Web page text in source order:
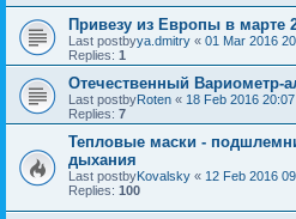
Привезу из Европы в марте
Last postbyya.dmitry « 01 Mar 2016
Replies: 1
Отечественный Вариометр-
Last postbyRoten « 18 Feb 2016 20:07
Replies: 7
Тепловые маски -
дыхания
Last postbyKovalsky « 12 Feb 2016
Replies: 100